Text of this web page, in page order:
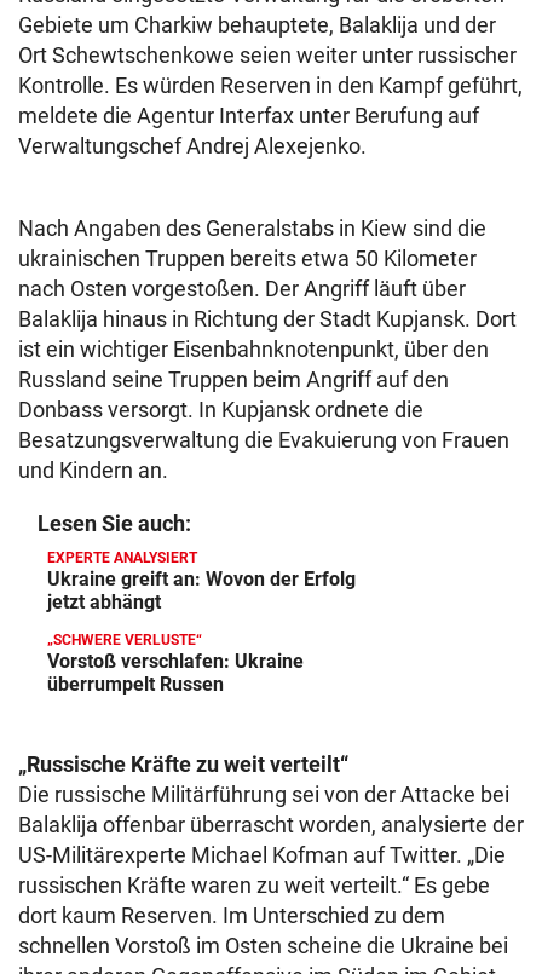
Gebiete um Charkiw behauptete, Balaklija und der
Ort Schewtschenkowe seien weiter unter russischer
Kontrolle. Es würden Reserven in den Kampf geführt,
meldete die Agentur Interfax unter Berufung auf
Verwaltungschef Andrej Alexejenko.
Nach Angaben des Generalstabs in Kiew sind die
ukrainischen Truppen bereits etwa 50 Kilometer
nach Osten vorgestoßen. Der Angriff läuft über
Balaklija hinaus in Richtung der Stadt Kupjansk. Dort
ist ein wichtiger Eisenbahnknotenpunkt, über den
Russland seine Truppen beim Angriff auf den
Donbass versorgt. In Kupjansk ordnete die
Besatzungsverwaltung die Evakuierung von Frauen
und Kindern an.
Lesen Sie auch:
EXPERTE ANALYSIERT
Ukraine greift an: Wovon der Erfolg
jetzt abhängt
„SCHWERE VERLUSTE“
Vorstoß verschlafen: Ukraine
überrumpelt Russen
„Russische Kräfte zu weit verteilt“
Die russische Militärführung sei von der Attacke bei
Balaklija offenbar überrascht worden, analysierte der
US-Militärexperte Michael Kofman auf Twitter. „Die
russischen Kräfte waren zu weit verteilt.“ Es gebe
dort kaum Reserven. Im Unterschied zu dem
schnellen Vorstoß im Osten scheine die Ukraine bei